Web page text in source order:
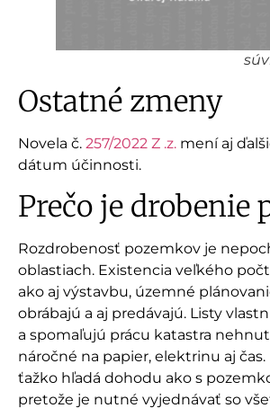
Ostatné zmeny
Novela č. 257/2022 Z .z. mení aj
dátum účinnosti.
Prečo je drobenie
Rozdrobenosť pozemkov je
oblastiach. Existencia veľkého
ako aj výstavbu, územné
obrábajú a aj predávajú. Listy
a spomaľujú prácu katastra
náročné na papier, elektrinu aj
ťažko hľadá dohodu ako s
pretože je nutné vyjednávať so